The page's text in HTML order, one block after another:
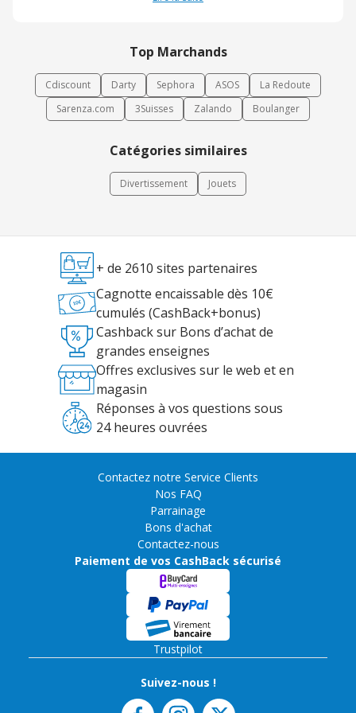
fiables et innovantes.
Top Marchands
Cdiscount Darty Sephora ASOS
La Redoute
Sarenza.com
3Suisses Zalando Boulanger
Catégories similaires
Divertissement Jouets
+ de 2610 sites partenaires
Cagnotte encaissable dès 10€
cumulés (CashBack+bonus)
Cashback sur Bons d’achat de
grandes enseignes
Offres exclusives sur le web et en
magasin
Réponses à vos questions sous
24 heures ouvrées
Contactez notre Service Clients
Nos FAQ
Parrainage
Bons d'achat
Contactez-nous
Paiement de vos CashBack sécurisé
Trustpilot
Suivez-nous !